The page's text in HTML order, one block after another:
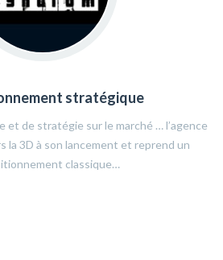
stratégique
et de stratégie sur le marché … l’agence
la 3D à son lancement et reprend un
classique…